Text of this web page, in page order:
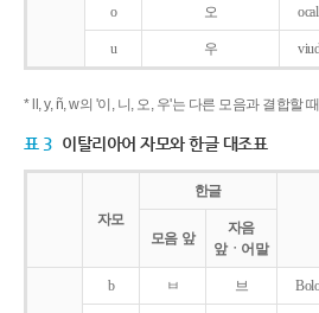
o 오
u 우
* ll, y, ñ, w의 '이, 니, 오, 우'는 다른 모음과 결합할
표 3 이탈리아어 자모와 한글 대조표
자모
한글
모음 앞
자음
앞ㆍ어말
b ㅂ 브